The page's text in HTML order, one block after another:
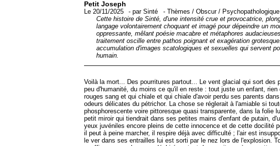
Petit Joseph
Le 20/11/2025 -parSinté - Thèmes / Obscur/ Psychopathologique
Cette histoire de Sinté, d'une intensité crue et provocatrice,
langage volontairement choquant et imagé pour dépeindre un
oppressante, mêlant poésie macabre et métaphores
traitement oscille entre pathos poignant et exagération
accumulation d'images scatologiques et sexuelles qui servent
humain.
Voilà la mort... Des pourritures partout... Le vent glacial qui sort
peu d'humanité, du moins ce qu'il en reste : tout juste un enfant,
rouges sang et qui chiale et qui chiale d'avoir perdu ses parents
odeurs délicates du pétrichor. La chose se réglerait à l'amiable si
phosphorescente voire pittoresque quasi transparente, dans la folie
petit miroir qui tiendrait dans ses petites mains d'enfant de putain,
yeux juvéniles encore pleins de cette innocence et de cette docilité
il peut à peine marcher, il respire déjà avec difficulté ; l'air est
le ver dans ses entrailles lui est sorti par le nez lors de l'explosion.